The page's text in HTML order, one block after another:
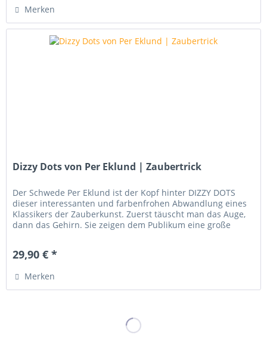
Merken
Dizzy Dots von Per Eklund | Zaubertrick
Der Schwede Per Eklund ist der Kopf hinter DIZZY DOTS
dieser interessanten und farbenfrohen Abwandlung eines
Klassikers der Zauberkunst. Zuerst täuscht man das Auge,
dann das Gehirn. Sie zeigen dem Publikum eine große
29,90 € *
Merken